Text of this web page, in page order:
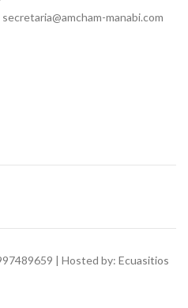
manabi.com
| Hosted by: Ecuasitios